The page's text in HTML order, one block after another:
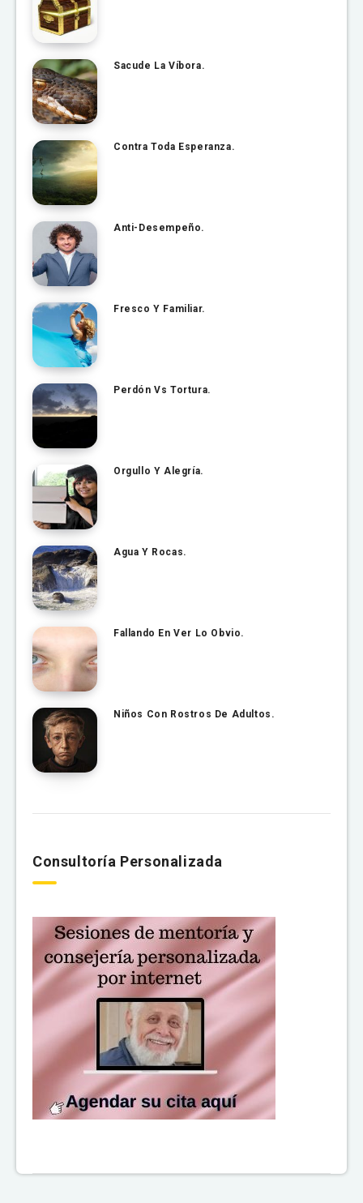
Sacude La Víbora.
Contra Toda Esperanza.
Anti-Desempeño.
Fresco Y Familiar.
Perdón Vs Tortura.
Orgullo Y Alegría.
Agua Y Rocas.
Fallando En Ver Lo Obvio.
Niños Con Rostros De Adultos.
Consultoría Personalizada